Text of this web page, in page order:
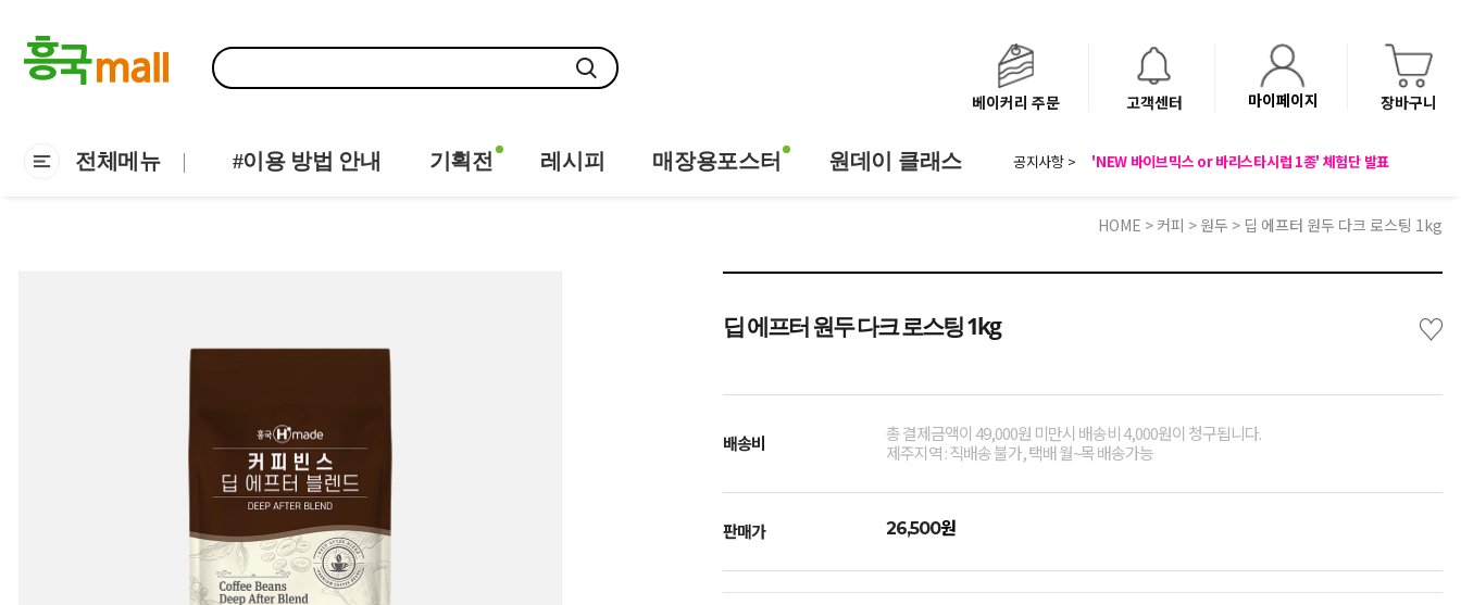
베이커리 주문 고객센터 마이페이지 장바구니
전체메뉴 #이용 방법 안내 기획전 레시피 매장용포스터 원데이 클래스 공지사항 >
'NEW 바이브믹스 or 바리스타시럽 1종' 체험단 발표
HOME > 커피 > 원두 > 딥 에프터 원두 다크 로스팅 1kg
딥 에프터 원두 다크 로스팅 1kg ♡
배송비
총 결제금액이 49,000원 미만시 배송비 4,000원이 청구됩니다.
제주지역 : 직배송 불가, 택배 월~목 배송가능
판매가 26,500원